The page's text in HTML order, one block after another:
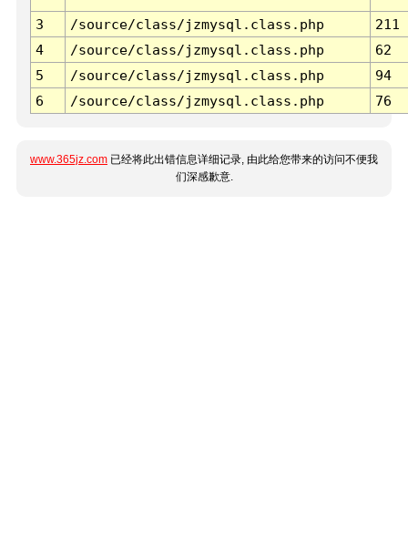
3 /source/class/jzmysql.class.php
211
4
/source/class/jzmysql.class.php
62
5
/source/class/jzmysql.class.php
94
6
/source/class/jzmysql.class.php 76
www.365jz.com 已经将此出错信息详细记录, 由此给您带来的访问不便我
们深感歉意.